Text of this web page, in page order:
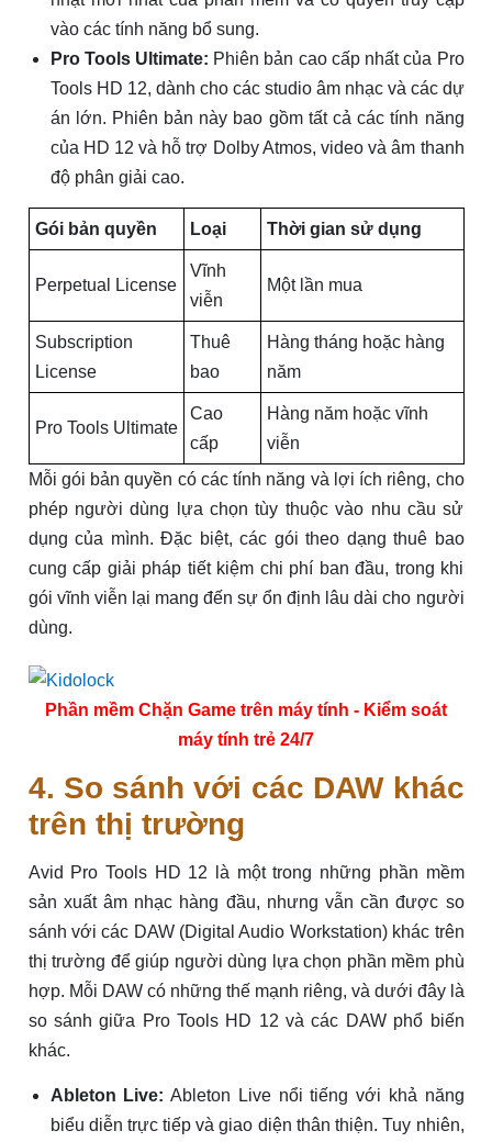
vào các tính năng bổ sung.
Pro Tools Ultimate: Phiên bản cao cấp nhất của Pro
Tools HD 12, dành cho các studio âm nhạc và các dự
án lớn. Phiên bản này bao gồm tất cả các tính năng
của HD 12 và hỗ trợ Dolby Atmos, video và âm thanh
độ phân giải cao.
Gói bản quyền Loại Thời gian sử dụng
Perpetual License
Vĩnh
viễn
Một lần mua
Subscription
License
Thuê
bao
Hàng tháng hoặc hàng
năm
Pro Tools Ultimate
Cao
cấp
Hàng năm hoặc vĩnh
viễn
Mỗi gói bản quyền có các tính năng và lợi ích riêng, cho
phép người dùng lựa chọn tùy thuộc vào nhu cầu sử
dụng của mình. Đặc biệt, các gói theo dạng thuê bao
cung cấp giải pháp tiết kiệm chi phí ban đầu, trong khi
gói vĩnh viễn lại mang đến sự ổn định lâu dài cho người
dùng.
Phần mềm Chặn Game trên máy tính - Kiểm soát
máy tính trẻ 24/7
4. So sánh với các DAW khác
trên thị trường
Avid Pro Tools HD 12 là một trong những phần mềm
sản xuất âm nhạc hàng đầu, nhưng vẫn cần được so
sánh với các DAW (Digital Audio Workstation) khác trên
thị trường để giúp người dùng lựa chọn phần mềm phù
hợp. Mỗi DAW có những thế mạnh riêng, và dưới đây là
so sánh giữa Pro Tools HD 12 và các DAW phổ biến
khác.
Ableton Live: Ableton Live nổi tiếng với khả năng
biểu diễn trực tiếp và giao diện thân thiện. Tuy nhiên,